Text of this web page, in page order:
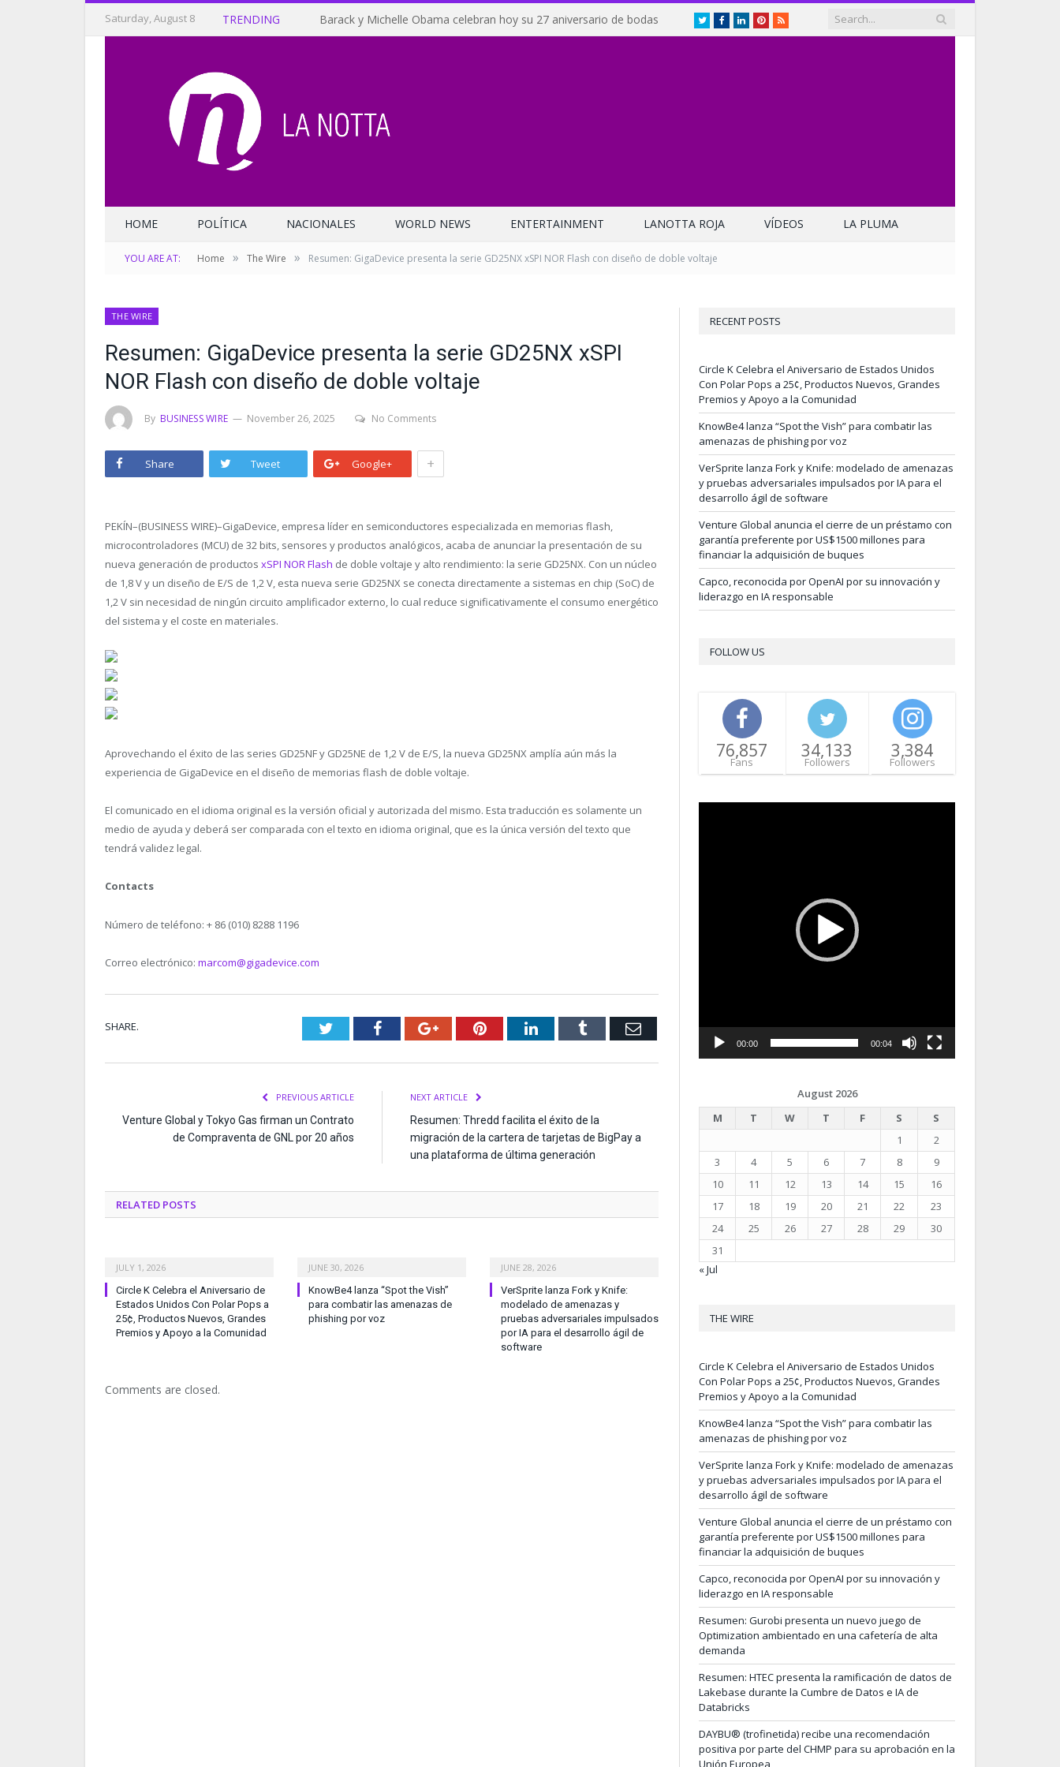
Saturday, August 8 TRENDING Barack y Michelle Obama celebran hoy su 27 aniversario de bodas TwitterFacebookLinkedInPinterest
RSS
HOME POLÍTICA NACIONALES WORLD NEWS ENTERTAINMENT LANOTTA ROJA VÍDEOS LA PLUMA
YOU ARE AT: Home » The Wire » Resumen: GigaDevice presenta la serie GD25NX xSPI NOR Flash con diseño de doble voltaje
THE WIRE
Resumen: GigaDevice presenta la serie GD25NX xSPI
NOR Flash con diseño de doble voltaje
By BUSINESS WIRE November 26, 2025 No Comments
Share Tweet Google+ +
PEKÍN–(BUSINESS WIRE)–GigaDevice, empresa líder en semiconductores especializada en memorias flash,
microcontroladores (MCU) de 32 bits, sensores y productos analógicos, acaba de anunciar la presentación de su
nueva generación de productos xSPI NOR Flash de doble voltaje y alto rendimiento: la serie GD25NX. Con un núcleo
de 1,8 V y un diseño de E/S de 1,2 V, esta nueva serie GD25NX se conecta directamente a sistemas en chip (SoC) de
1,2 V sin necesidad de ningún circuito amplificador externo, lo cual reduce significativamente el consumo energético
del sistema y el coste en materiales.
Aprovechando el éxito de las series GD25NF y GD25NE de 1,2 V de E/S, la nueva GD25NX amplía aún más la
experiencia de GigaDevice en el diseño de memorias flash de doble voltaje.
El comunicado en el idioma original es la versión oficial y autorizada del mismo. Esta traducción es solamente un
medio de ayuda y deberá ser comparada con el texto en idioma original, que es la única versión del texto que
tendrá validez legal.
Contacts
Número de teléfono: + 86 (010) 8288 1196
Correo electrónico: marcom@gigadevice.com
SHARE. TwitterFacebookGoogle+PinterestLinkedInTumblr Email
PREVIOUS ARTICLE
Venture Global y Tokyo Gas firman un Contrato
de Compraventa de GNL por 20 años
NEXT ARTICLE
Resumen: Thredd facilita el éxito de la
migración de la cartera de tarjetas de BigPay a
una plataforma de última generación
RELATED POSTS
JULY 1, 2026
Circle K Celebra el Aniversario de
Estados Unidos Con Polar Pops a
25¢, Productos Nuevos, Grandes
Premios y Apoyo a la Comunidad
JUNE 30, 2026
KnowBe4 lanza “Spot the Vish”
para combatir las amenazas de
phishing por voz
JUNE 28, 2026
VerSprite lanza Fork y Knife:
modelado de amenazas y
pruebas adversariales impulsados
por IA para el desarrollo ágil de
software
Comments are closed.
RECENT POSTS
Circle K Celebra el Aniversario de Estados Unidos
Con Polar Pops a 25¢, Productos Nuevos, Grandes
Premios y Apoyo a la Comunidad
KnowBe4 lanza “Spot the Vish” para combatir las
amenazas de phishing por voz
VerSprite lanza Fork y Knife: modelado de amenazas
y pruebas adversariales impulsados por IA para el
desarrollo ágil de software
Venture Global anuncia el cierre de un préstamo con
garantía preferente por US$1500 millones para
financiar la adquisición de buques
Capco, reconocida por OpenAI por su innovación y
liderazgo en IA responsable
FOLLOW US
76,857
Fans
34,133
Followers
3,384
Followers
00:00 00:04
August 2026
M
T W T F S
S
1
2
3
4 5 6 7 8
9
10
11 12 13 14 15
16
17
18 19 20 21 22
23
24
25 26 27 28 29
30
31
« Jul
THE WIRE
Circle K Celebra el Aniversario de Estados Unidos
Con Polar Pops a 25¢, Productos Nuevos, Grandes
Premios y Apoyo a la Comunidad
KnowBe4 lanza “Spot the Vish” para combatir las
amenazas de phishing por voz
VerSprite lanza Fork y Knife: modelado de amenazas
y pruebas adversariales impulsados por IA para el
desarrollo ágil de software
Venture Global anuncia el cierre de un préstamo con
garantía preferente por US$1500 millones para
financiar la adquisición de buques
Capco, reconocida por OpenAI por su innovación y
liderazgo en IA responsable
Resumen: Gurobi presenta un nuevo juego de
Optimization ambientado en una cafetería de alta
demanda
Resumen: HTEC presenta la ramificación de datos de
Lakebase durante la Cumbre de Datos e IA de
Databricks
DAYBU® (trofinetida) recibe una recomendación
positiva por parte del CHMP para su aprobación en la
Unión Europea